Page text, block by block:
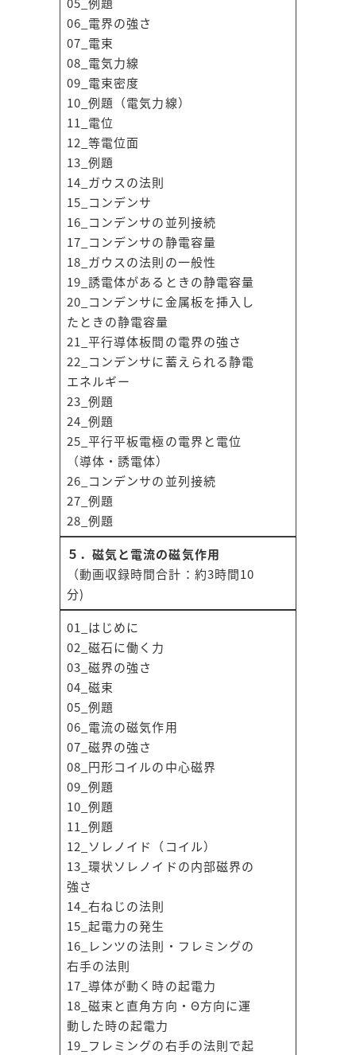
06_電界の強さ
07_電束
08_電気力線
09_電束密度
10_例題（電気力線）
11_電位
12_等電位面
13_例題
14_ガウスの法則
15_コンデンサ
16_コンデンサの並列接続
17_コンデンサの静電容量
18_ガウスの法則の一般性
19_誘電体があるときの静電容量
20_コンデンサに金属板を挿入し
たときの静電容量
21_平行導体板間の電界の強さ
22_コンデンサに蓄えられる静電
エネルギー
23_例題
24_例題
25_平行平板電極の電界と電位
（導体・誘電体）
26_コンデンサの並列接続
27_例題
28_例題
５．磁気と電流の磁気作用
（動画収録時間合計：約3時間10
分)
01_はじめに
02_磁石に働く力
03_磁界の強さ
04_磁束
05_例題
06_電流の磁気作用
07_磁界の強さ
08_円形コイルの中心磁界
09_例題
10_例題
11_例題
12_ソレノイド（コイル）
13_環状ソレノイドの内部磁界の
強さ
14_右ねじの法則
15_起電力の発生
16_レンツの法則・フレミングの
右手の法則
17_導体が動く時の起電力
18_磁束と直角方向・Θ方向に運
動した時の起電力
19_フレミングの右手の法則で起